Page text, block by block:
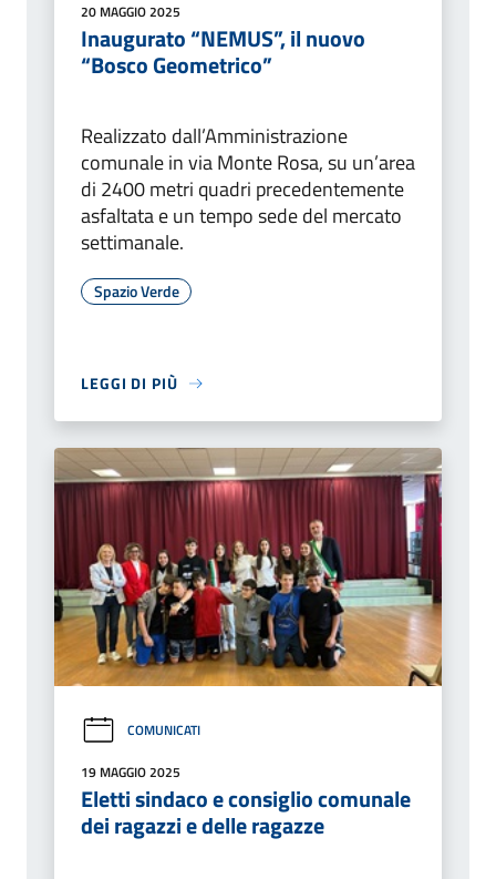
20 MAGGIO 2025
Inaugurato “NEMUS”, il nuovo
“Bosco Geometrico”
Realizzato dall’Amministrazione
comunale in via Monte Rosa, su un’area
di 2400 metri quadri precedentemente
asfaltata e un tempo sede del mercato
settimanale.
Spazio Verde
LEGGI DI PIÙ
COMUNICATI
19 MAGGIO 2025
Eletti sindaco e consiglio comunale
dei ragazzi e delle ragazze